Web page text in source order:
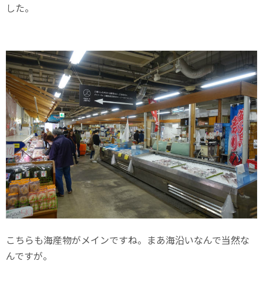
した。
こちらも海産物がメインですね。まあ海沿いなんで当然な
んですが。